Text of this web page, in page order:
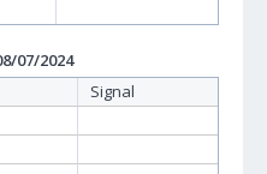
07/2024
Signal